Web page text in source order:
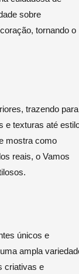
sobre
tornando o
trazendo para
e texturas até
mostra como
reais, o Vamos
únicos e
ampla
criativas e